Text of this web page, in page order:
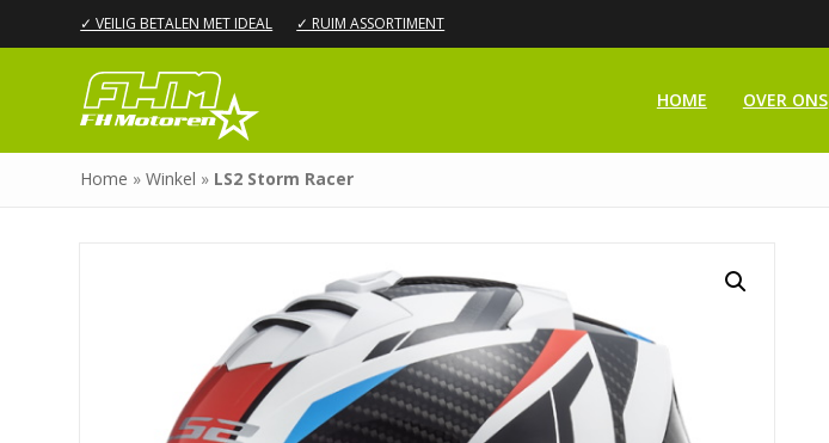
✓ VEILIG BETALEN MET IDEAL ✓ RUIM ASSORTIMENT
HOME OVER ONS
Home »Winkel » LS2 Storm Racer